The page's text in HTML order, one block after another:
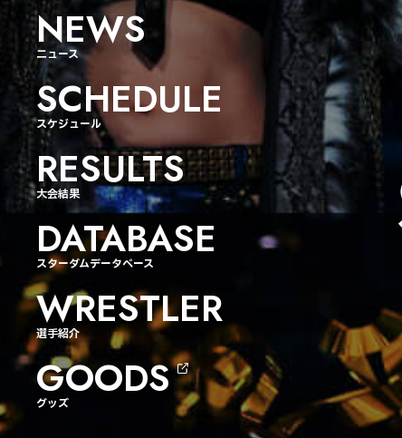
NEWS
ニュース
SCHEDULE
スケジュール
RESULTS
大会結果
DATABASE
スターダムデータベース
WRESTLER
選手紹介
GOODS
グッズ